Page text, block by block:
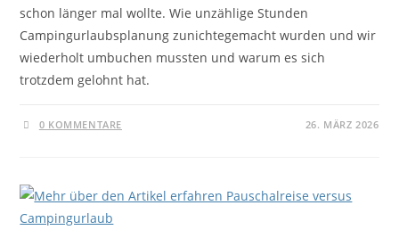
schon länger mal wollte. Wie unzählige Stunden
Campingurlaubsplanung zunichtegemacht wurden und wir
wiederholt umbuchen mussten und warum es sich
trotzdem gelohnt hat.
0 KOMMENTARE 26. MÄRZ 2026